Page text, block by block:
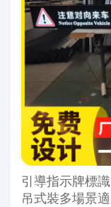
引導指示牌標
吊式裝多場景